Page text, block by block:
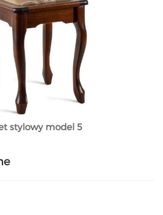
stylowy model 5